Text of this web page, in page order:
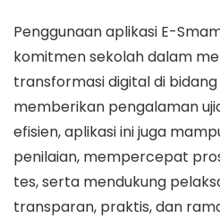
Penggunaan aplikasi E-
komitmen sekolah dalam
transformasi digital di bidang
memberikan pengalaman
efisien, aplikasi ini juga
penilaian, mempercepat
tes, serta mendukung
transparan, praktis, dan